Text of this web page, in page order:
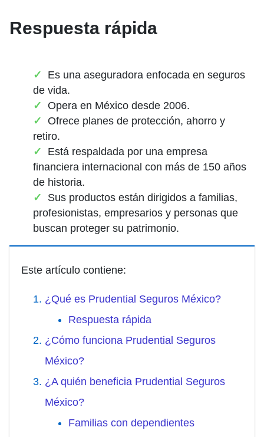
Respuesta rápida
Es una aseguradora enfocada en seguros
de vida.
Opera en México desde 2006.
Ofrece planes de protección, ahorro y
retiro.
Está respaldada por una empresa
financiera internacional con más de 150 años
de historia.
Sus productos están dirigidos a familias,
profesionistas, empresarios y personas que
buscan proteger su patrimonio.
Este artículo contiene:
¿Qué es Prudential Seguros México?
Respuesta rápida
¿Cómo funciona Prudential Seguros
México?
¿A quién beneficia Prudential Seguros
México?
Familias con dependientes